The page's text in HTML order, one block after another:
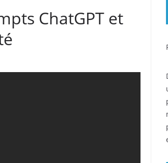
ChatGPT et